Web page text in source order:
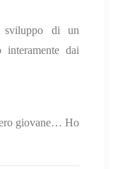
sviluppo di un
interamente dai
giovane… Ho